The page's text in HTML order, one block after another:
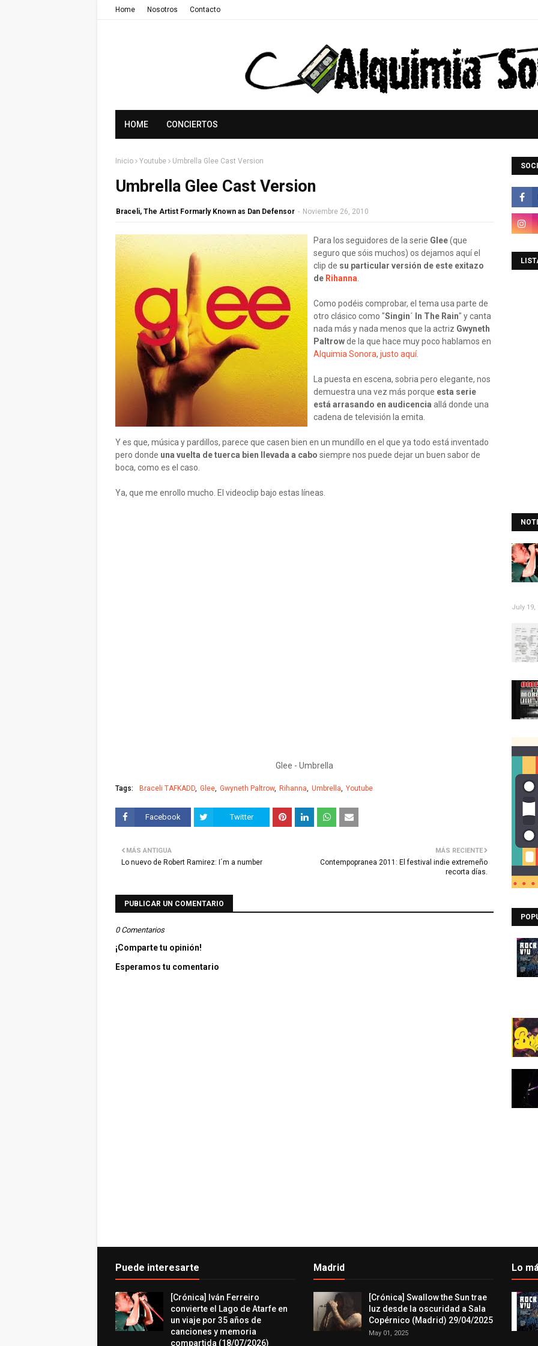
Home Nosotros Contacto
HOME CONCIERTOS
Inicio Youtube Umbrella Glee Cast Version
Umbrella Glee Cast Version
Braceli, The Artist Formarly Known as Dan Defensor - Noviembre 26, 2010
Para los seguidores de la serie Glee(que
seguro que sóis muchos) os dejamos aquí el
clip de su particular versión de este exitazo
de Rihanna
Como podéis comprobar, el tema usa parte de
otro clásico como "Singin´ In The Rain" y canta
nada más y nada menos que la actriz Gwyneth
Paltrowde la que hace muy poco hablamos en
Alquimia Sonora, justo aquí.
La puesta en escena, sobria pero elegante, nos
demuestra una vez más porque esta serie
está arrasando en audicencia allá donde una
cadena de televisión la emita.
Y es que, música y pardillos, parece que casen bien en un mundillo en el que ya todo está inventado
pero donde una vuelta de tuerca bien llevada a cabo siempre nos puede dejar un buen sabor de
boca, como es el caso.
Ya, que me enrollo mucho. El videoclip bajo estas líneas.
Glee - Umbrella
Tags: Braceli TAFKADD Glee Gwyneth Paltrow Rihanna Umbrella Youtube
Facebook Twitter
MÁS RECIENTE
Contempopranea 2011: El festival indie extremeño
recorta días.
MÁS ANTIGUA
Lo nuevo de Robert Ramirez: I´m a number
PUBLICAR UN COMENTARIO
0 Comentarios
¡Comparte tu opinión!
Esperamos tu comentario
July 19,
Puede interesarte
[Crónica] Iván Ferreiro
convierte el Lago de Atarfe en
un viaje por 35 años de
canciones y memoria
compartida (18/07/2026)
Madrid
[Crónica] Swallow the Sun trae
luz desde la oscuridad a Sala
Copérnico (Madrid) 29/04/2025
May 01, 2025
Lo